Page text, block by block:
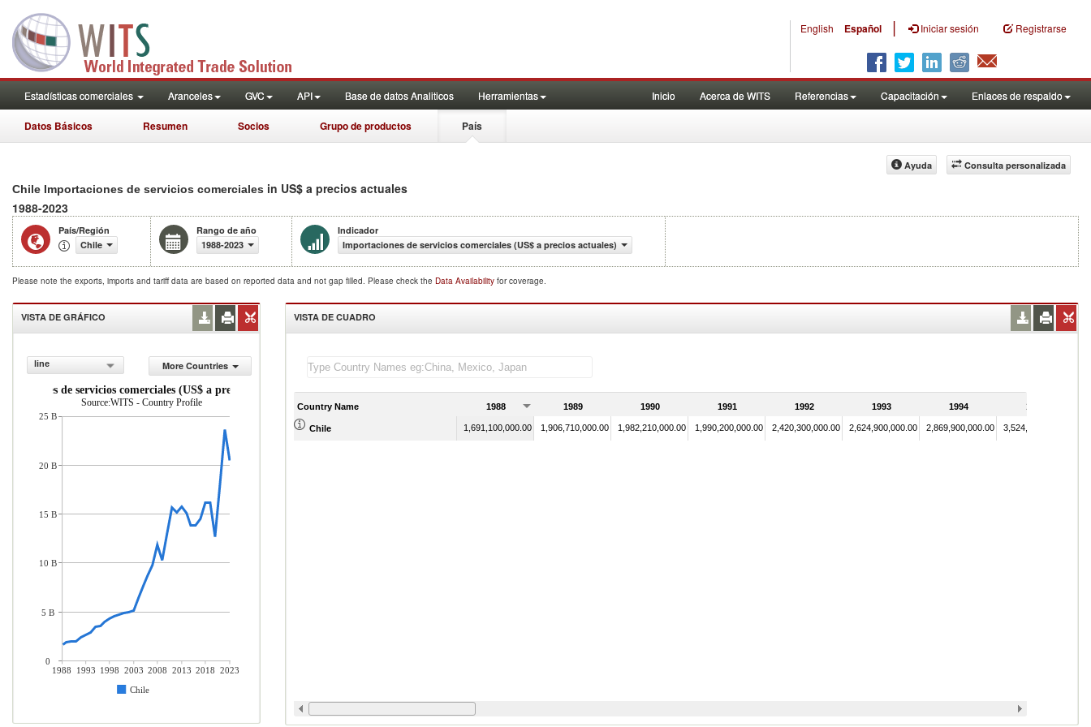
English Español | Iniciar sesión Registrarse
Estadísticas comerciales Aranceles GVC API Base de datos Analiticos Herramientas Inicio Acerca de WITS Referencias Capacitación Enlaces de respaldo
Datos Básicos Resumen Socios Grupo de productos País
Consulta personalizada
Ayuda
Chile Importaciones de servicios comerciales in US$ a precios actuales
1988-2023
País/Región
Chile
Rango de año
1988-2023
Indicador
Importaciones de servicios comerciales (US$ a precios actuales)
Please note the exports, imports and tariff data are based on reported data and not gap filled. Please check the Data Availability for coverage.
VISTA DE GRÁFICO
line
More Countries
de servicios comerciales (US$ a precios actuales)
Source:WITS - Country Profile
1988 1993 1998 2003 2008 2013 2018 2023
Chile
25 B
20 B
15 B
10 B
5 B
0
VISTA DE CUADRO
Country Name 1988 1989 1990 1991 1992 1993 1994 1995
Chile 1,691,100,000.00 1,906,710,000.00 1,982,210,000.00 1,990,200,000.00 2,420,300,000.00 2,624,900,000.00 2,869,900,000.00 3,524,000,000.00